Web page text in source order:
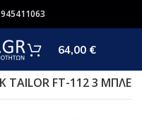
64,00 €
FT-112 3 ΜΠΛΕ